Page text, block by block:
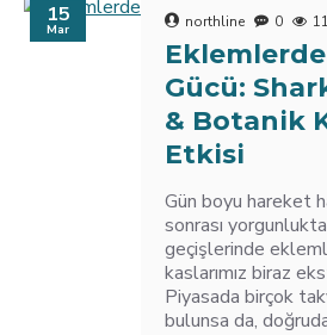
15
Mar northline 0
Eklemlerde
Gücü:
& Botanik
Etkisi
Gün boyu hareket
sonrası
geçişlerinde
kaslarımız biraz
Piyasada birçok
bulunsa da,